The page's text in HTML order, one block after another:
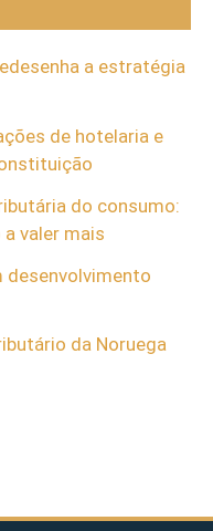
a estratégia
de hotelaria e
do consumo:
valer mais
desenvolvimento
da Noruega